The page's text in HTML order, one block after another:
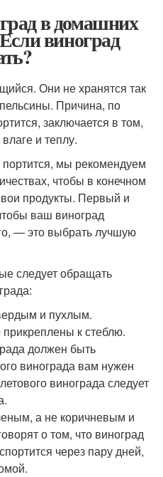
в домашних
виноград
Они не хранятся так
Причина, по
заключается в том,
и теплу.
мы рекомендуем
чтобы в конечном
продукты. Первый и
ваш виноград
— это выбрать лучшую
следует обращать
и пухлым.
к стеблю.
должен быть
винограда вам нужен
винограда следует
а не коричневым и
о том, что виноград
через пару дней,